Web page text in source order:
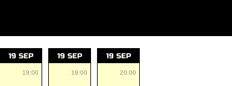
19 SEP
19:00
19 SEP
19:00
19 SEP
20:00